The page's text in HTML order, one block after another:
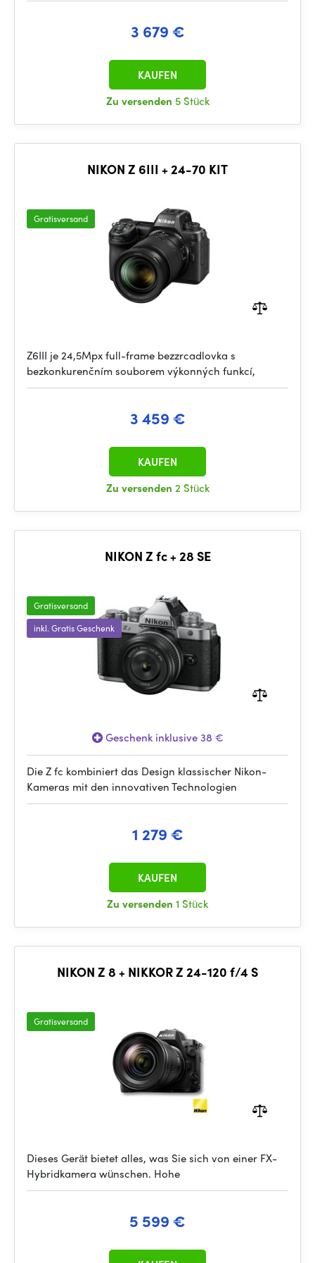
3 679 €
Zu versenden 5 Stück
KAUFEN
NIKON Z 6III + 24-70 KIT
Gratisversand
Z6III je 24,5Mpx full-frame bezzrcadlovka s
bezkonkurenčním souborem výkonných funkcí,
3 459 €
Zu versenden 2 Stück
KAUFEN
NIKON Z fc + 28 SE
Gratisversand
inkl. Gratis Geschenk
Geschenk inklusive 38 €
Die Z fc kombiniert das Design klassischer Nikon-
Kameras mit den innovativen Technologien
1 279 €
Zu versenden 1 Stück
KAUFEN
NIKON Z 8 + NIKKOR Z 24-120 f/4 S
Gratisversand
Dieses Gerät bietet alles, was Sie sich von einer FX-
Hybridkamera wünschen. Hohe
5 599 €